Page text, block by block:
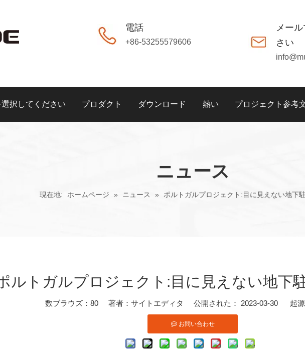
電話
+86-53255579606
メー
さい
択してください プロダクト ダウンロード 熱い プロジェクト参考
ニュース
現在地: ホームページ » ニュース » ポルトガルプロジェクト:目に見えない地下
ルトガルプロジェクト:目に見えない地下
数ブラウズ： 80著者：サイトエディタ 公開された： 2023-03-30 起源
お問い合わせ